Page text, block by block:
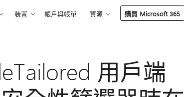
裝置 帳戶與帳單 資源 購買 Microsoft 365
用戶端